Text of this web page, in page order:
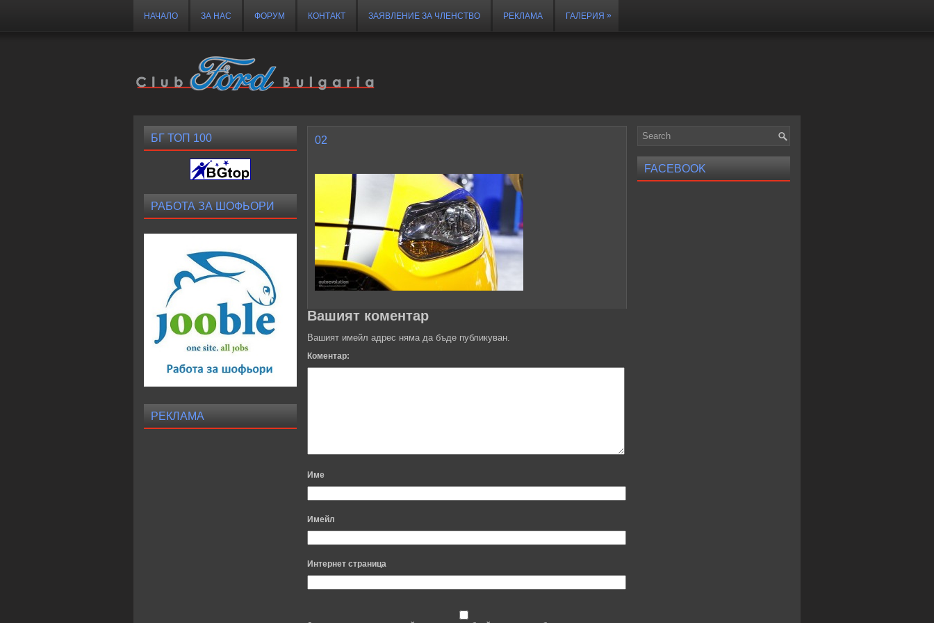
НАЧАЛО ЗА НАС ФОРУМ КОНТАКТ ЗАЯВЛЕНИЕ ЗА ЧЛЕНСТВО РЕКЛАМА ГАЛЕРИЯ »
02
Вашият коментар
Вашият имейл адрес няма да бъде публикуван.
Коментар:
Име
Имейл
Интернет страница
БГ ТОП 100
РАБОТА ЗА ШОФЬОРИ
РЕКЛАМА
FACEBOOK